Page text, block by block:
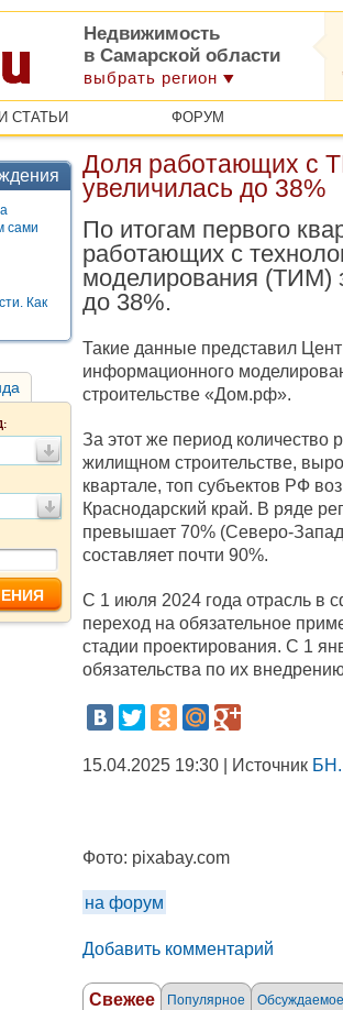
Недвижимость
в Самарской области
выбрать регион
СТАТЬИ ФОРУМ
сами
Как
Доля работающих с
увеличилась до 38%
По итогам первого
работающих с
моделирования (ТИМ)
до 38%.
Такие данные представил
информационного
строительстве «Дом.рф».
За этот же период количество
жилищном строительстве,
квартале, топ субъектов РФ
Краснодарский край. В ряде
превышает 70% (Северо-
составляет почти 90%.
С 1 июля 2024 года отрасль в
переход на обязательное
стадии проектирования. С 1
обязательства по их
15.04.2025 19:30 | Источник
Фото: pixabay.com
на форум
Добавить комментарий
Свежее Популярное Обсуждаемое